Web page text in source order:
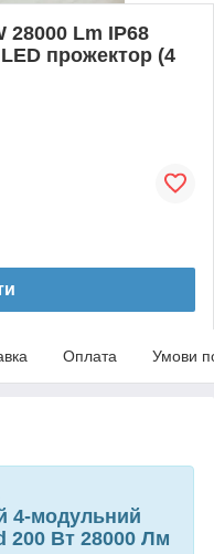
28000 Lm IP68
прожектор (4
Оплата Умови
4-модульний
200 Вт 28000 Лм